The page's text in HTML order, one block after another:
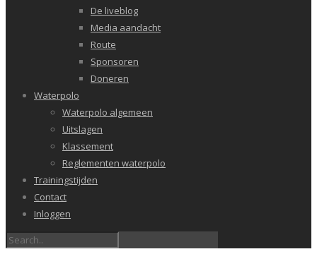
De liveblog
Media aandacht
Route
Sponsoren
Doneren
Waterpolo
Waterpolo algemeen
Uitslagen
Klassement
Reglementen waterpolo
Trainingstijden
Contact
Inloggen